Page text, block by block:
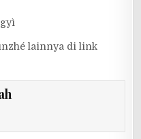
lainnya di link